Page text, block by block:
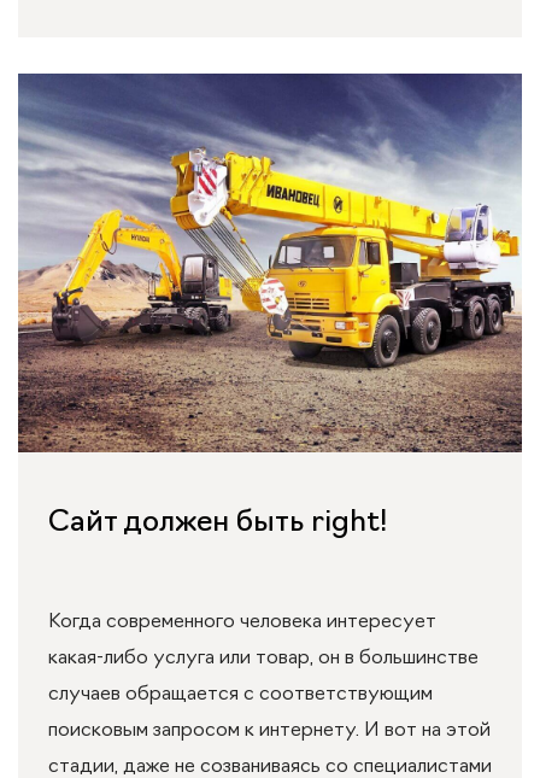
Сайт должен быть right!
Когда современного человека интересует
какая-либо услуга или товар, он в большинстве
случаев обращается с соответствующим
поисковым запросом к интернету. И вот на этой
стадии, даже не созваниваясь со специалистами